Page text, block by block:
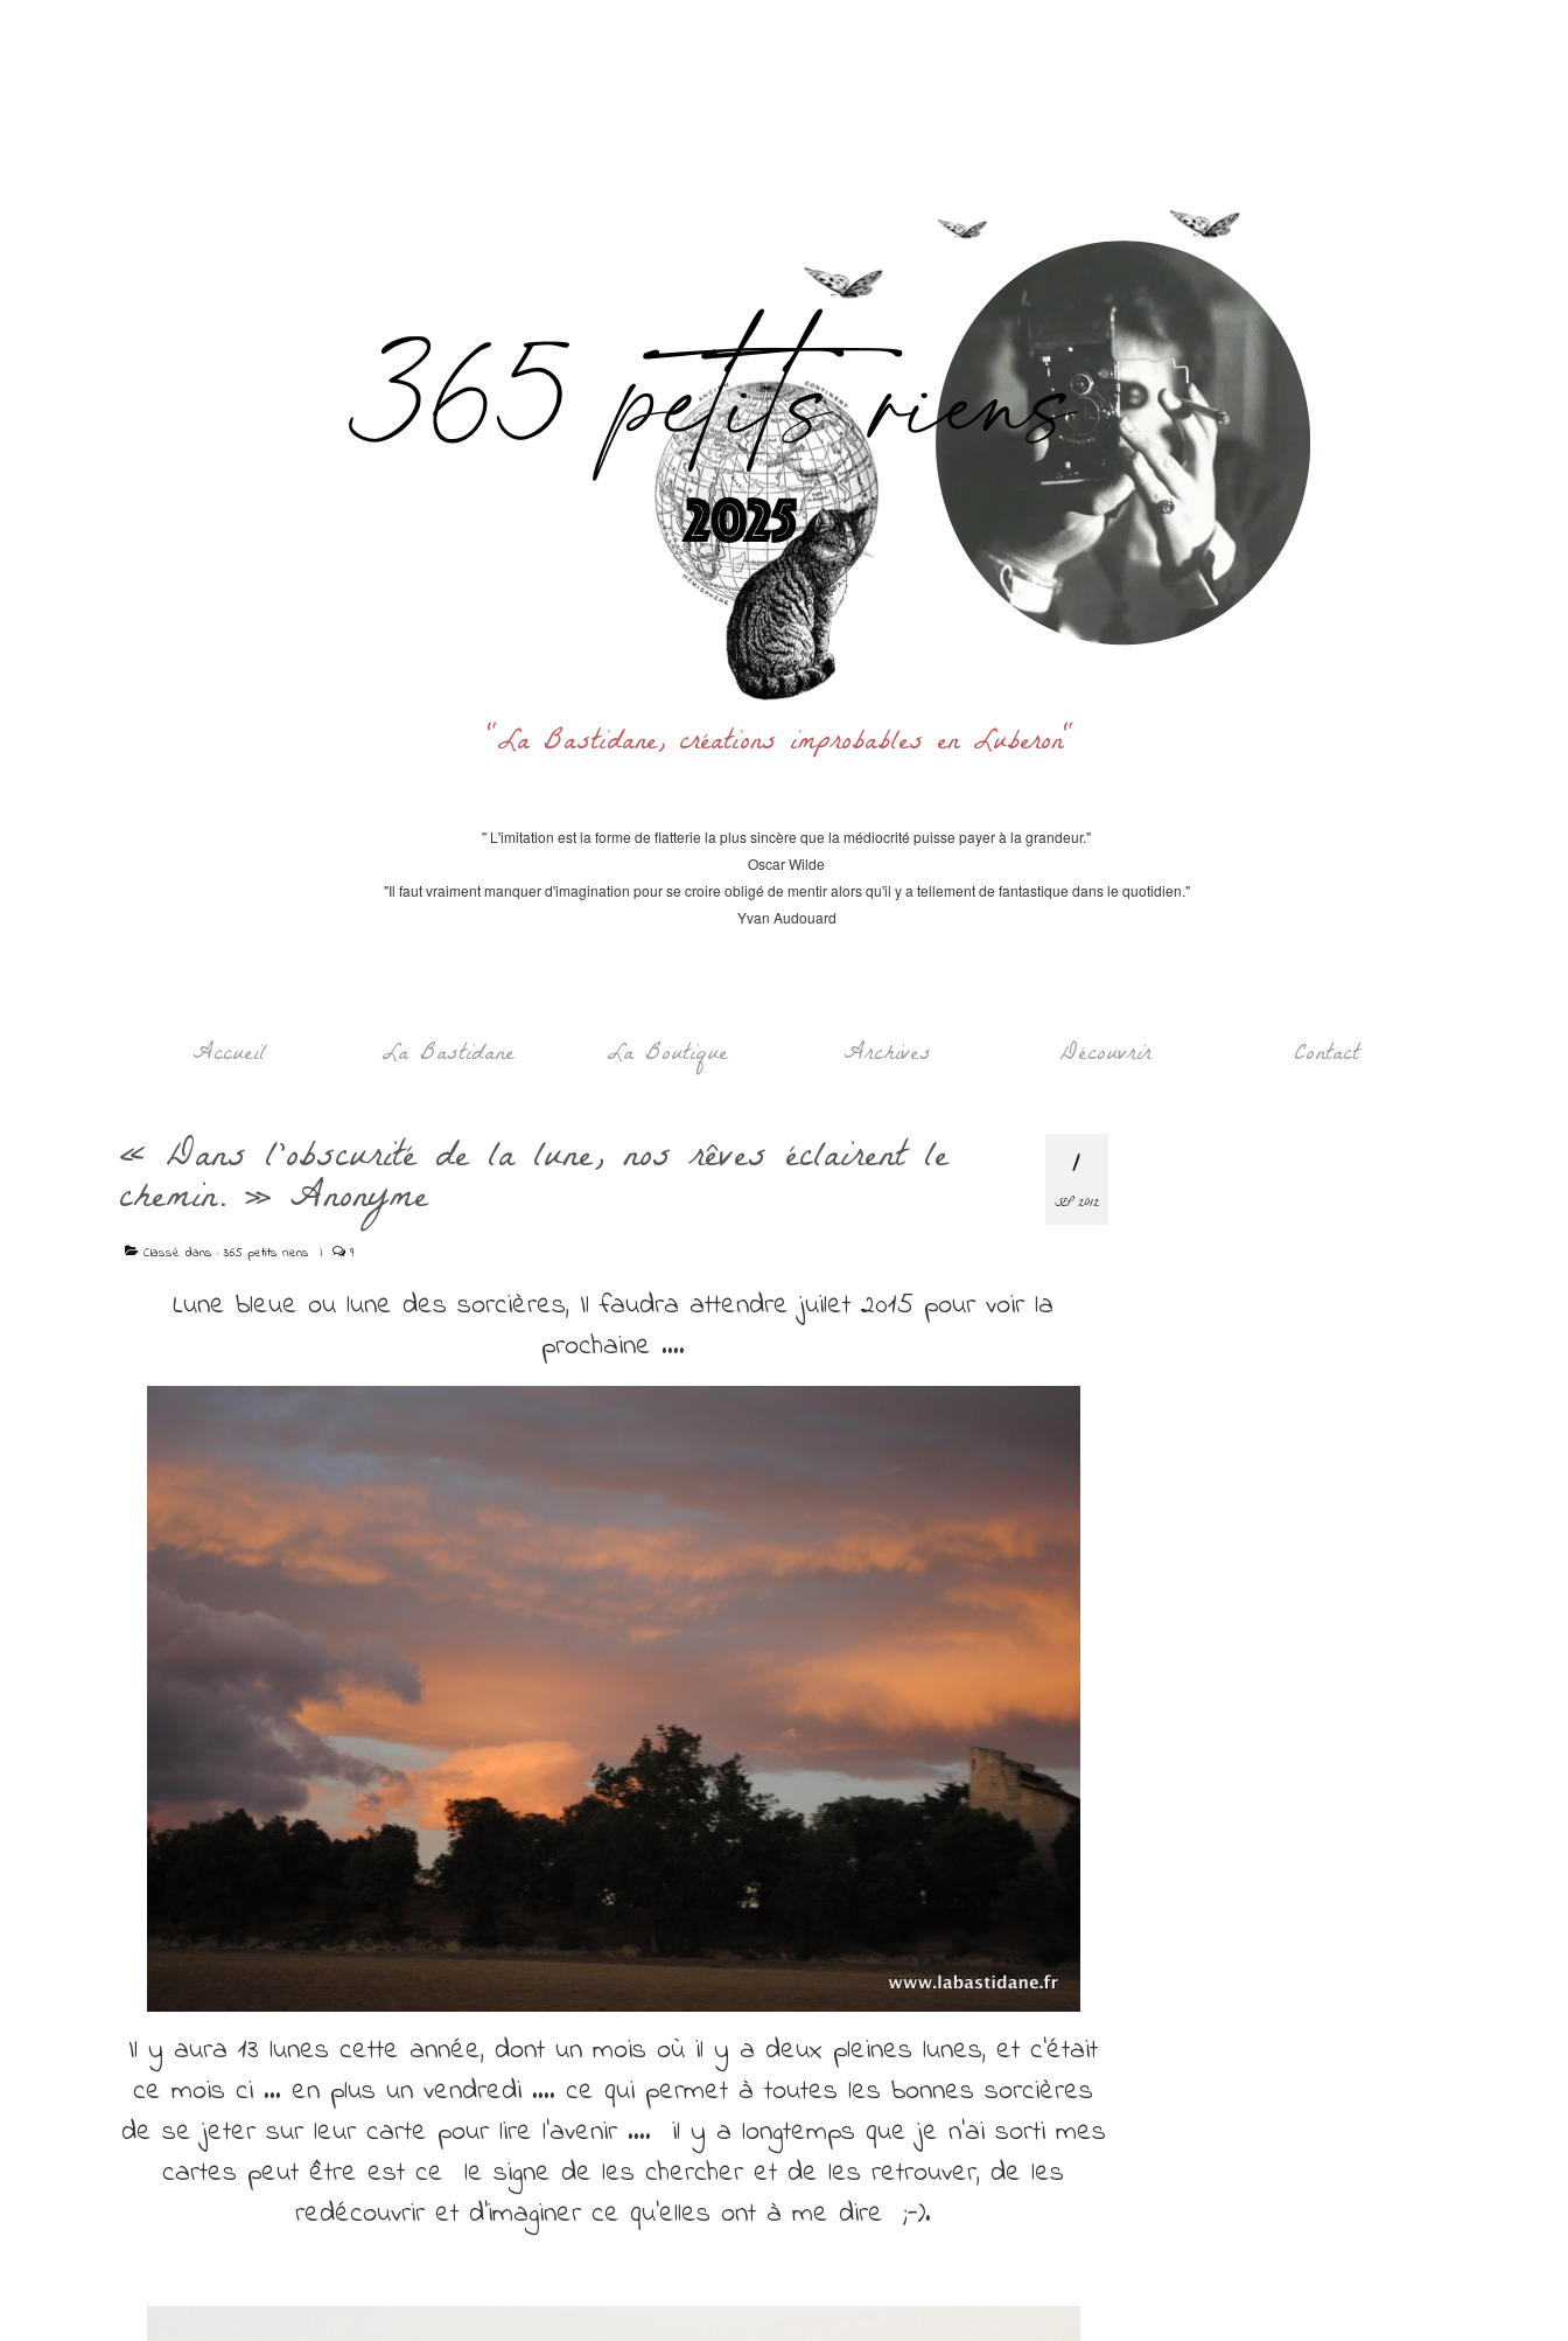
"La Bastidane, créations improbables en Luberon"
" L'imitation est la forme de flatterie la plus sincère que la médiocrité puisse payer à la grandeur."
Oscar Wilde
"Il faut vraiment manquer d'imagination pour se croire obligé de mentir alors qu'il y a tellement de fantastique dans le quotidien."
Yvan Audouard
Accueil La Bastidane La Boutique Archives Découvrir Contact
1
SEP 2012
« Dans l’obscurité de la lune, nos rêves éclairent le
chemin. » Anonyme
Classé dans : 365 petits riens | 9
Lune bleue ou lune des sorcières, Il faudra attendre juilet 2015 pour voir la
prochaine ….
Il y aura 13 lunes cette année, dont un mois où il y a deux pleines lunes, et c’était
ce mois ci … en plus un vendredi …. ce qui permet à toutes les bonnes sorcières
de se jeter sur leur carte pour lire l’avenir …. il y a longtemps que je n’ai sorti mes
cartes peut être est ce le signe de les chercher et de les retrouver, de les
redécouvrir et d’imaginer ce qu’elles ont à me dire ;-).